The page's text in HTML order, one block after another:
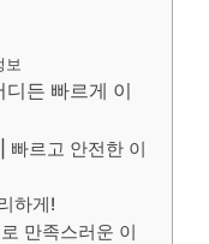
보
든 빠르게 이
빠르고 안전한 이
하게!
만족스러운 이